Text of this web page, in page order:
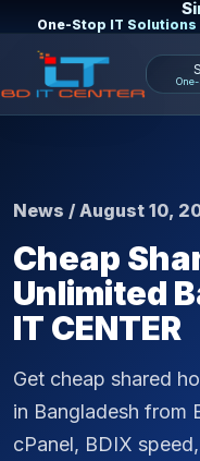
One-Stop IT
News / August 10,
Cheap
Unlimited
IT CENTER
Get cheap shared
in Bangladesh from
cPanel, BDIX